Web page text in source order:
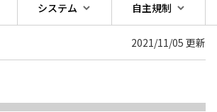
システム 自主規制
2021/11/05 更新